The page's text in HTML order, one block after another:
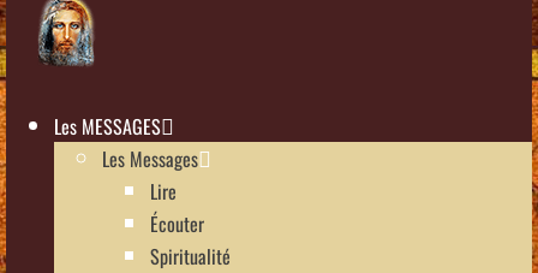
Les MESSAGES
Les Messages
Lire
Écouter
Spiritualité